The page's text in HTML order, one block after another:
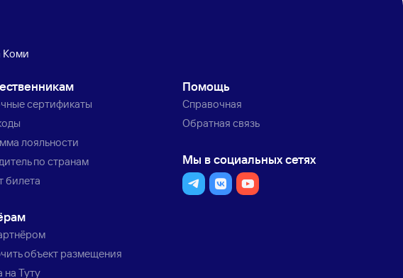
Коми
сертификаты
лояльности
по странам
билета
объект размещения
на Туту
Помощь
Справочная
Обратная связь
Мы в социальных сетях